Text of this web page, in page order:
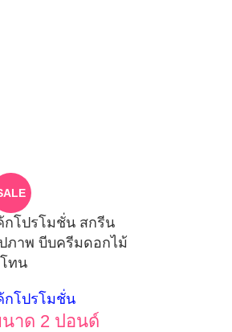
กโปรโมชั่น สกรีน
ภาพ บีบครีมดอกไม้
ทน
กโปรโมชั่น
าด 2 ปอนด์